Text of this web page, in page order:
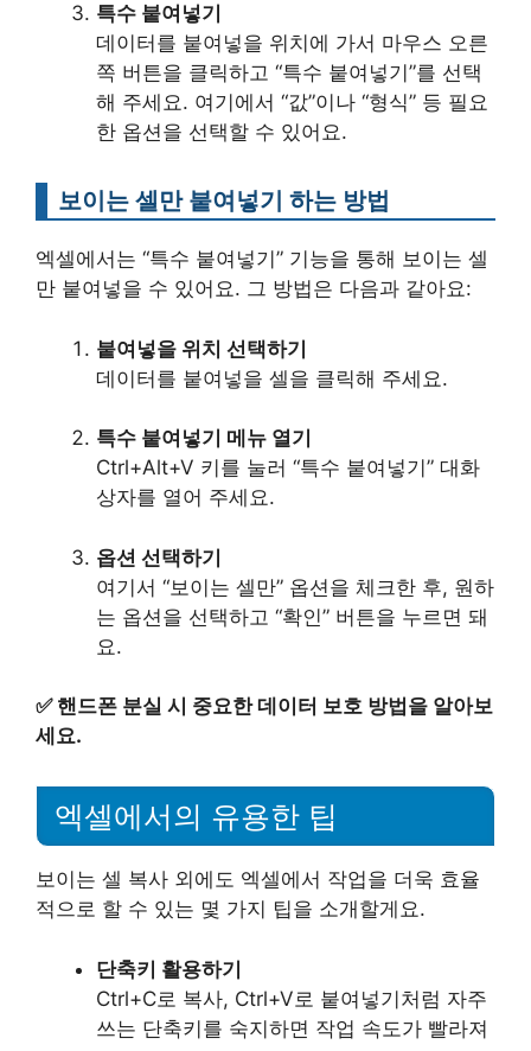
특수 붙여넣기
데이터를 붙여넣을 위치에 가서 마우스 오른
쪽 버튼을 클릭하고 “특수 붙여넣기”를 선택
해 주세요. 여기에서 “값”이나 “형식” 등 필요
한 옵션을 선택할 수 있어요.
보이는 셀만 붙여넣기 하는 방법
엑셀에서는 “특수 붙여넣기” 기능을 통해 보이는 셀
만 붙여넣을 수 있어요. 그 방법은 다음과 같아요:
붙여넣을 위치 선택하기
데이터를 붙여넣을 셀을 클릭해 주세요.
특수 붙여넣기 메뉴 열기
Ctrl+Alt+V 키를 눌러 “특수 붙여넣기” 대화
상자를 열어 주세요.
옵션 선택하기
여기서 “보이는 셀만” 옵션을 체크한 후, 원하
는 옵션을 선택하고 “확인” 버튼을 누르면 돼
요.
✅ 핸드폰 분실 시 중요한 데이터 보호 방법을 알아보
세요.
엑셀에서의 유용한 팁
보이는 셀 복사 외에도 엑셀에서 작업을 더욱 효율
적으로 할 수 있는 몇 가지 팁을 소개할게요.
단축키 활용하기
Ctrl+C로 복사, Ctrl+V로 붙여넣기처럼 자주
쓰는 단축키를 숙지하면 작업 속도가 빨라져